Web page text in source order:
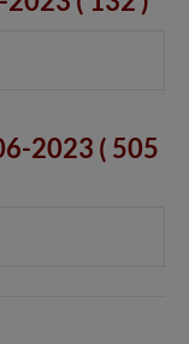
2023 ( 505